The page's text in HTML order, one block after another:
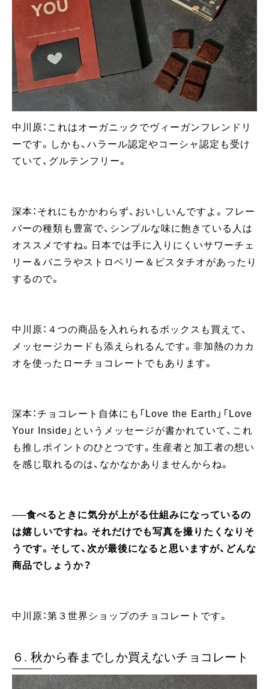
中川原：これはオーガニックでヴィーガンフレンドリ
ーです。しかも、ハラール認定やコーシャ認定も受け
ていて、グルテンフリー。
深本：それにもかかわらず、おいしいんですよ。フレー
バーの種類も豊富で、シンプルな味に飽きている人は
オススメですね。日本では手に入りにくいサワーチェ
リー＆バニラやストロベリー＆ピスタチオがあったり
するので。
中川原：４つの商品を入れられるボックスも買えて、
メッセージカードも添えられるんです。非加熱のカカ
オを使ったローチョコレートでもあります。
深本：チョコレート自体にも「Love the Earth」「Love
Your Inside」というメッセージが書かれていて、これ
も推しポイントのひとつです。生産者と加工者の想い
を感じ取れるのは、なかなかありませんからね。
──食べるときに気分が上がる仕組みになっているの
は嬉しいですね。それだけでも写真を撮りたくなりそ
うです。そして、次が最後になると思いますが、どんな
商品でしょうか？
中川原：第３世界ショップのチョコレートです。
６. 秋から春までしか買えないチョコレート